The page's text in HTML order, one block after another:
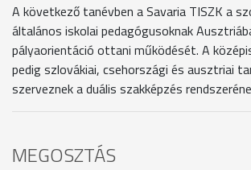
A következő tanévben a Savaria TISZK a
általános iskolai pedagógusoknak
pályaorientáció ottani működését. A
pedig szlovákiai, csehországi és ausztriai
szerveznek a duális szakképzés
MEGOSZTÁS